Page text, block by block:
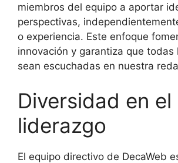
miembros del equipo a aportar
perspectivas,
o experiencia. Este enfoque
innovación y garantiza que todas
sean escuchadas en nuestra
Diversidad en el
liderazgo
El equipo directivo de DecaWeb